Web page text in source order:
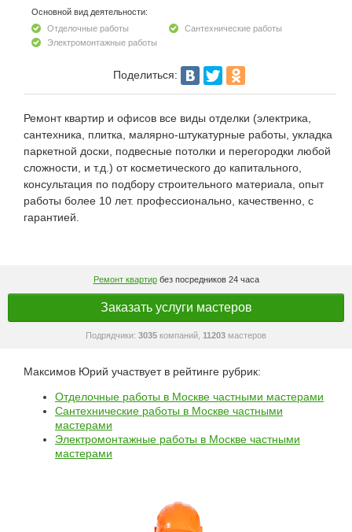
Основной вид деятельности:
Отделочные работы
Сантехнические работы
Электромонтажные работы
Поделиться:
Ремонт квартир и офисов все виды отделки (электрика,
сантехника, плитка, малярно-штукатурные работы, укладка
паркетной доски, подвесные потолки и перегородки любой
сложности, и т.д.) от косметического до капитального,
консультация по подбору строительного материала, опыт
работы более 10 лет. профессионально, качественно, с
гарантией.
Ремонт квартирбез посредников 24 часа
Заказать услуги мастеров
Подрядчики: 3035 компаний, 11203 мастеров
Максимов Юрий участвует в рейтинге рубрик:
Отделочные работы в Москве частными мастерами
Сантехнические работы в Москве частными
мастерами
Электромонтажные работы в Москве частными
мастерами